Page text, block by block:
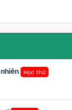
Học thử